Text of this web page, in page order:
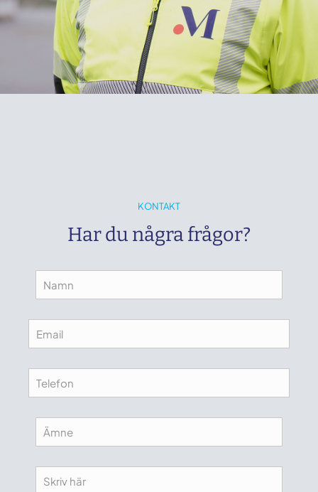
KONTAKT
Har du några frågor?